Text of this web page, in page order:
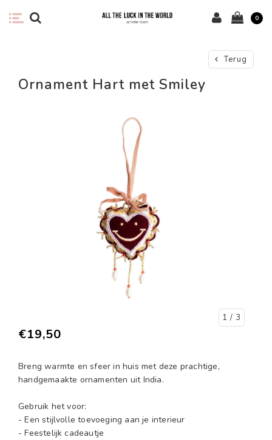
0
Terug
Ornament Hart met Smiley
1 / 3
€19,50
Breng warmte en sfeer in huis met deze prachtige,
handgemaakte ornamenten uit India.
Gebruik het voor:
- Een stijlvolle toevoeging aan je interieur
- Feestelijk cadeautje